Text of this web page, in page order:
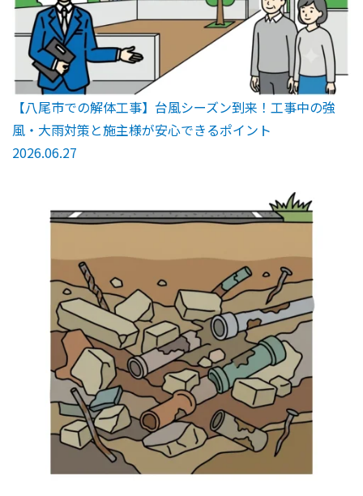
【八尾市での解体工事】台風シーズン到来！工事中の強
風・大雨対策と施主様が安心できるポイント
2026.06.27